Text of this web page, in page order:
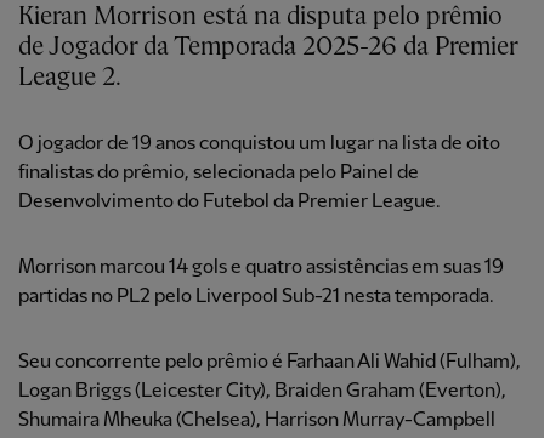
Kieran Morrison está na disputa pelo prêmio
de Jogador da Temporada 2025-26 da Premier
League 2.
O jogador de 19 anos conquistou um lugar na lista de oito
finalistas do prêmio, selecionada pelo Painel de
Desenvolvimento do Futebol da Premier League.
Morrison marcou 14 gols e quatro assistências em suas 19
partidas no PL2 pelo Liverpool Sub-21 nesta temporada.
Seu concorrente pelo prêmio é Farhaan Ali Wahid (Fulham),
Logan Briggs (Leicester City), Braiden Graham (Everton),
Shumaira Mheuka (Chelsea), Harrison Murray-Campbell